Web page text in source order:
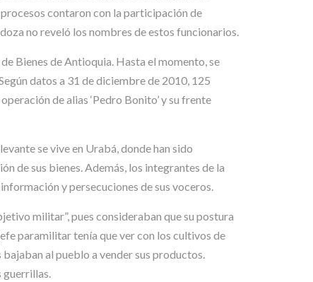
contaron con la participación de
no reveló los nombres de estos funcionarios.
Bienes de Antioquia. Hasta el momento, se
datos a 31 de diciembre de 2010, 125
de alias ‘Pedro Bonito’ y su frente
se vive en Urabá, donde han sido
de sus bienes. Además, los integrantes de la
y persecuciones de sus voceros.
militar”, pues consideraban que su postura
paramilitar tenía que ver con los cultivos de
al pueblo a vender sus productos.
guerrillas.